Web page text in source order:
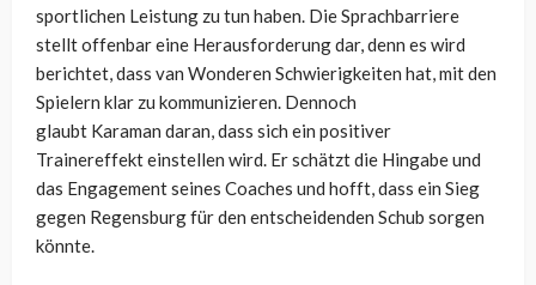
sportlichen Leistung zu tun haben. Die Sprachbarriere
stellt offenbar eine Herausforderung dar, denn es wird
berichtet, dass van Wonderen Schwierigkeiten hat, mit den
Spielern klar zu kommunizieren. Dennoch
glaubt Karaman daran, dass sich ein positiver
Trainereffekt einstellen wird. Er schätzt die Hingabe und
das Engagement seines Coaches und hofft, dass ein Sieg
gegen Regensburg für den entscheidenden Schub sorgen
könnte.